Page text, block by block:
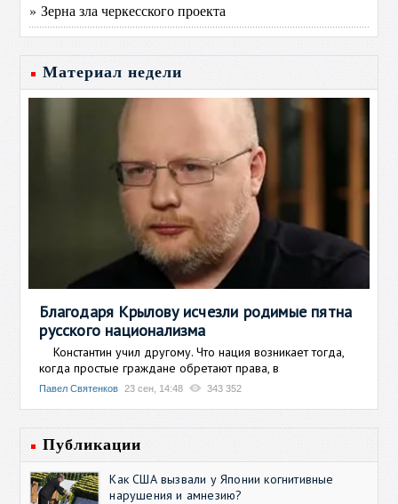
» Зерна зла черкесского проекта
Материал недели
Благодаря Крылову исчезли родимые пятна
русского национализма
Константин учил другому. Что нация возникает тогда,
когда простые граждане обретают права, в
Павел Святенков 23 сен, 14:48 343 352
Публикации
Как США вызвали у Японии когнитивные
нарушения и амнезию?